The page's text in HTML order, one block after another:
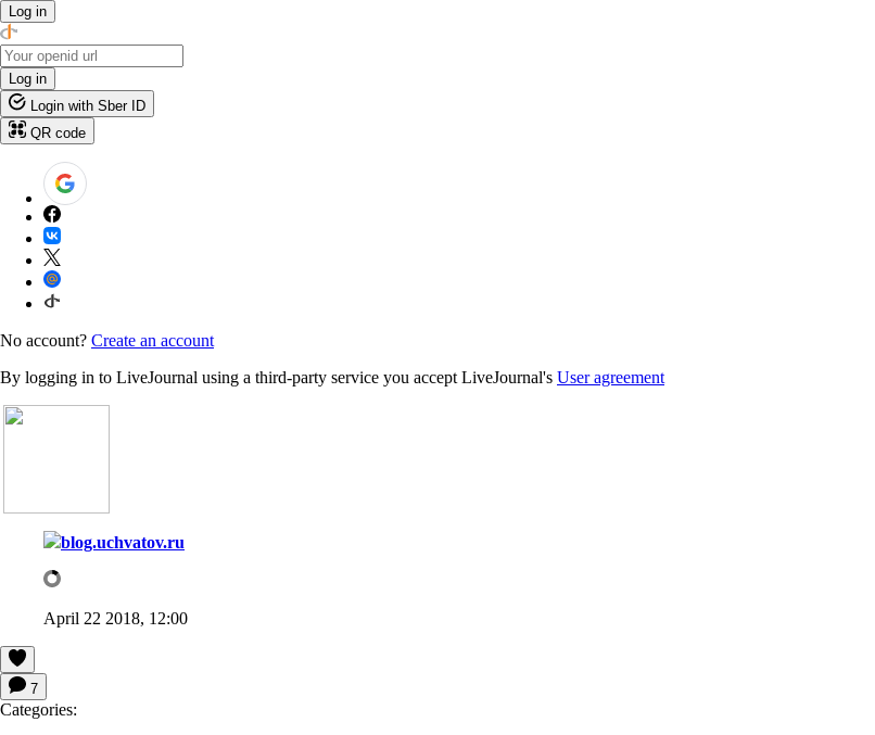
Log in
Log in
Login with Sber ID
QR code
No account? Create an account
By logging in to LiveJournal using a third-party service you accept LiveJournal's User agreement
blog.uchvatov.ru
April 22 2018, 12:00
7
Categories: